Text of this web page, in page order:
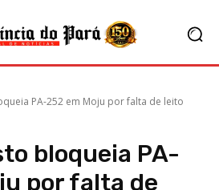
PA-252 em Moju por falta de leito
bloqueia PA-
por falta de